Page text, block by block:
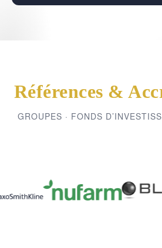
Références &
GROUPES · FONDS